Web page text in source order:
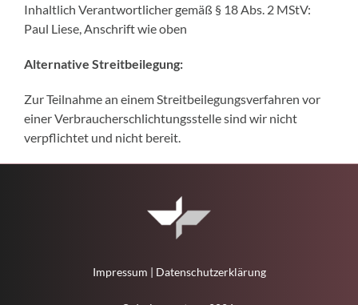
Inhaltlich Verantwortlicher gemäß § 18 Abs. 2 MStV:
Paul Liese, Anschrift wie oben
Alternative Streitbeilegung:
Zur Teilnahme an einem Streitbeilegungsverfahren vor
einer Verbraucherschlichtungsstelle sind wir nicht
verpflichtet und nicht bereit.
Impressum | Datenschutzerklärung